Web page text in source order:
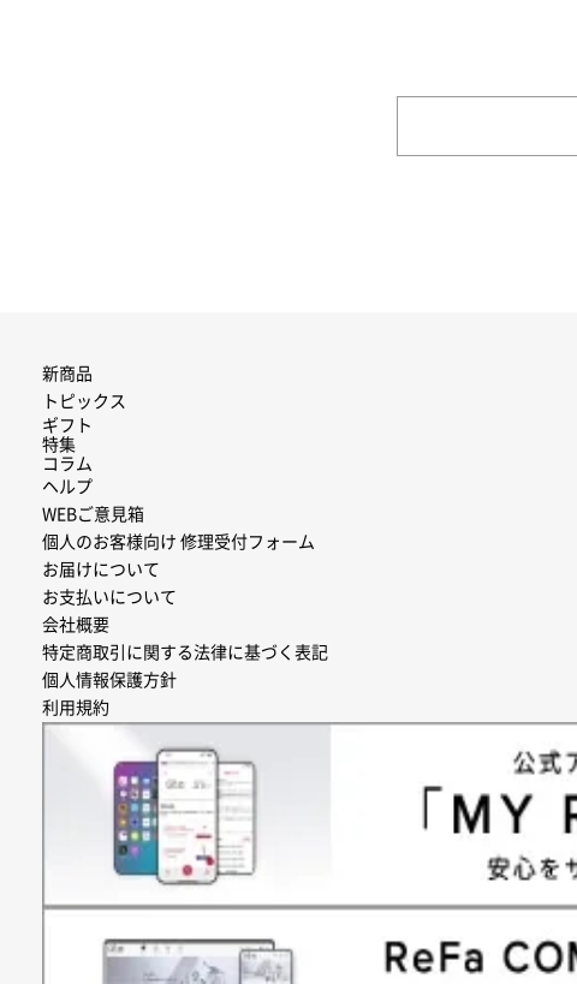
新商品
トピックス
ギフト
特集
コラム
ヘルプ
WEBご意見箱
個人のお客様向け 修理受付フォーム
お届けについて
お支払いについて
会社概要
特定商取引に関する法律に基づく表記
個人情報保護方針
利用規約